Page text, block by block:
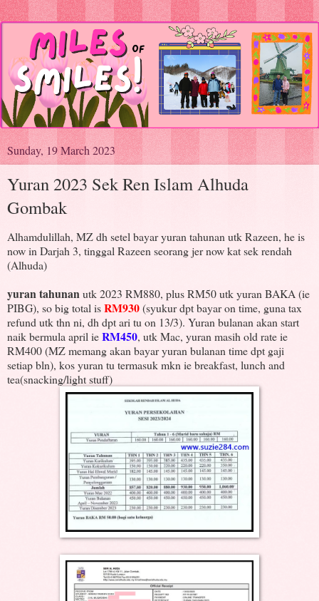
Sunday, 19 March 2023
Yuran 2023 Sek Ren Islam Alhuda
Gombak
Alhamdulillah, MZ dh setel bayar yuran tahunan utk Razeen, he is
now in Darjah 3, tinggal Razeen seorang jer now kat sek rendah
(Alhuda)
yuran tahunanutk 2023 RM880, plus RM50 utk yuran BAKA (ie
PIBG), so big total isRM930(syukur dpt bayar on time, guna tax
refund utk thn ni, dh dpt ari tu on 13/3). Yuran bulanan akan start
naik bermula april ieRM450, utk Mac, yuran masih old rate ie
RM400 (MZ memang akan bayar yuran bulanan time dpt gaji
setiap bln), kos yuran tu termasuk mkn ie breakfast, lunch and
tea(snacking/light stuff)